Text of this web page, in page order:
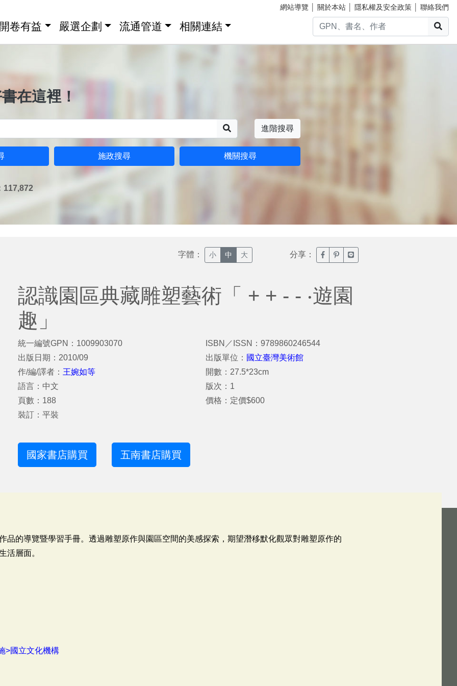
網站導覽 關於本站 隱私權及安全政策 聯絡我們
卷有益 嚴選企劃 流通管道 相關連結
在這裡！
進階搜尋
施政搜尋 機關搜尋
117,872
字體： 小 中 大 分享： 臉書分享(另開新視窗)
噗浪分享(另開新視窗)
Line分享(另開新視窗)
認識園區典藏雕塑藝術「 + + - - ‧遊園
趣」
統一編號GPN：1009903070
出版日期：2010/09
作/編/譯者： 王婉如等
語言：中文
頁數：188
裝訂：平裝
ISBN／ISSN：9789860246544
出版單位： 國立臺灣美術館
開數：27.5*23cm
版次：1
價格：定價$600
國家書店購買 五南書店購買
品的導覽暨學習手冊。透過雕塑原作與園區空間的美感探索，期望潛移默化觀眾對雕塑原作的
活層面。
>國立文化機構